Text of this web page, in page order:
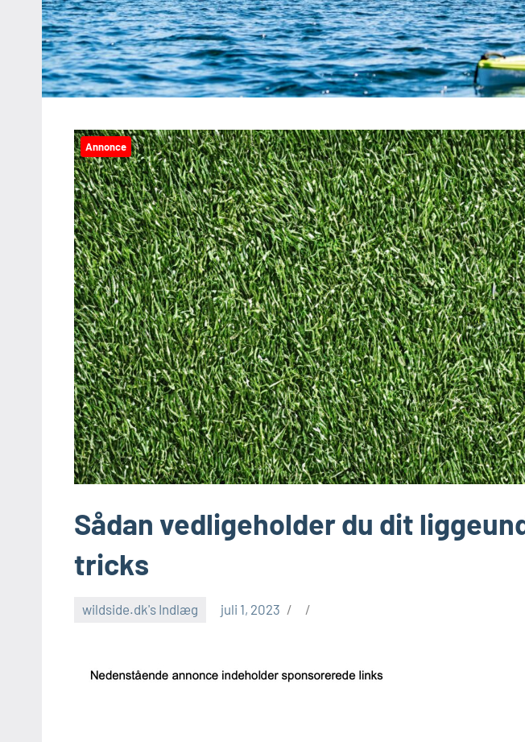
Annonce
Sådan vedligeholder du dit
tricks
wildside.dk's Indlæg juli 1, 2023